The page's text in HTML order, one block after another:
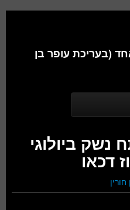
(בעריכת עופר בן
נשק ביולוגי
דכאו